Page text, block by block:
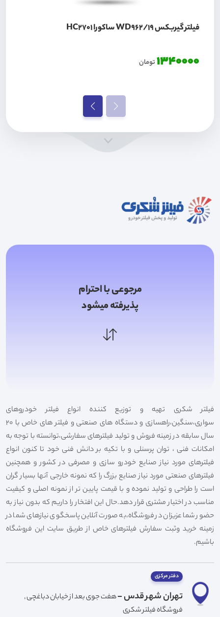
فیلتر گیربکس WD962/19 ساکورا HC2701
1340000تومان
مرجوعی با احترام
پذیرفته میشود
فیلتر شکری تهیه و توزیع کننده انواع فیلتر خودروهای
سواری،سنگین،راهسازی و دستگاه های صنعتی و فیلتر های خاص با 20
سال سابقه در زمینه فروش و تولید فیلترهای سفارشی،توانسته با توجه به
امکانات فنی ، توان پرسنلی و با تکیه بر دانش فنی خود تا کنون انواع
فیلترهای مورد نیاز صنایع خودرو سازی و مصرفی در کشور و همچنین
فیلترهای صنعتی مورد نیاز صنایع بزرگ را که نمونه خارجی آنها بسیار گران
است را طراحی و تولید نموده و با قیمت پایین تر از نمونه اصلی و کیفیت
مناسب در اختیار مشتری قرار دهد.حال این افتخار را داریم که بدون نیاز به
حضور شما عزیزان در فروشگاه،به صورت آنلاین پاسخگوی نیازهای شما در
زمینه خرید وثبت سفارش فیلترهای خاص از طریق سایت این فروشگاه
باشیم.
دفتر مرکزی
تهران شهر قدس -هفت جوی بعد از خیابان دباغچی ,
فروشگاه فیلتر شکری